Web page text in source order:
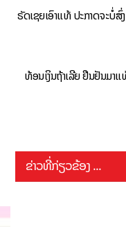
ຣັດເຊຍເອົາແທ້ ປະກາດຈະບໍ່ສົ່
ທ້ອນເງິນຖ້າເລີຍ ຢືນຢັນມາ
ຂ່າວທີ່ກ່ຽວຂ້ອງ ...